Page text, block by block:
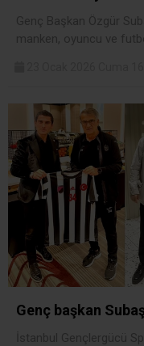
Genç Başkan Özgür
manken, oyuncu ve
Genç başkan
İstanbul Gençlergücü